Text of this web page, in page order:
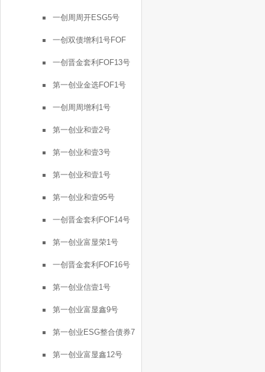
一创周周开ESG5号
一创双债增利1号FOF
一创晋金套利FOF13号
第一创业金选FOF1号
一创周周增利1号
第一创业和壹2号
第一创业和壹3号
第一创业和壹1号
第一创业和壹95号
一创晋金套利FOF14号
第一创业富显荣1号
一创晋金套利FOF16号
第一创业信壹1号
第一创业富显鑫9号
第一创业ESG整合债券7
号
第一创业富显鑫12号